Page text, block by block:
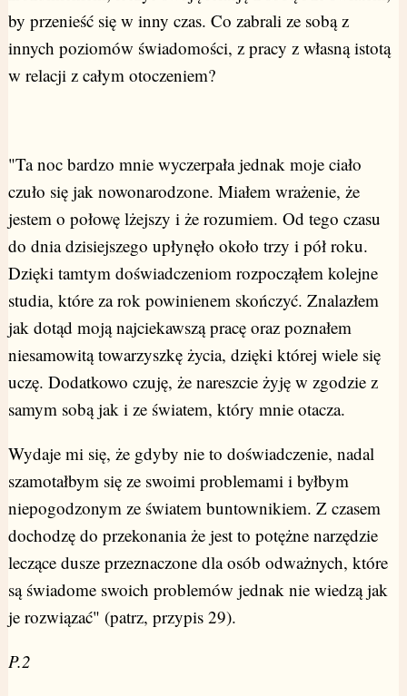
by przenieść się w inny czas. Co zabrali ze sobą z
innych poziomów świadomości, z pracy z własną istotą
w relacji z całym otoczeniem?
"Ta noc bardzo mnie wyczerpała jednak moje ciało
czuło się jak nowonarodzone. Miałem wrażenie, że
jestem o połowę lżejszy i że rozumiem. Od tego czasu
do dnia dzisiejszego upłynęło około trzy i pół roku.
Dzięki tamtym doświadczeniom rozpocząłem kolejne
studia, które za rok powinienem skończyć. Znalazłem
jak dotąd moją najciekawszą pracę oraz poznałem
niesamowitą towarzyszkę życia, dzięki której wiele się
uczę. Dodatkowo czuję, że nareszcie żyję w zgodzie z
samym sobą jak i ze światem, który mnie otacza.
Wydaje mi się, że gdyby nie to doświadczenie, nadal
szamotałbym się ze swoimi problemami i byłbym
niepogodzonym ze światem buntownikiem. Z czasem
dochodzę do przekonania że jest to potężne narzędzie
leczące dusze przeznaczone dla osób odważnych, które
są świadome swoich problemów jednak nie wiedzą jak
je rozwiązać" (patrz, przypis 29).
P.2